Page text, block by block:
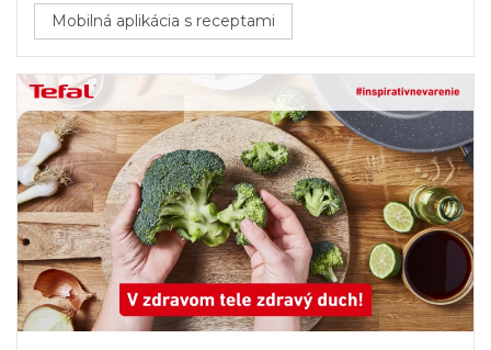
Mobilná aplikácia s receptami